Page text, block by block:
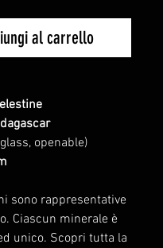
al carrello
openable)
sono rappresentative
Ciascun minerale è
unico. Scopri tutta la